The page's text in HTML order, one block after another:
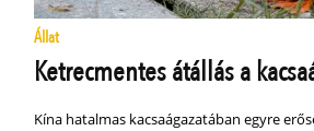
Állat
Ketrecmentes átállás a
Kína hatalmas kacsaágazatában egyre